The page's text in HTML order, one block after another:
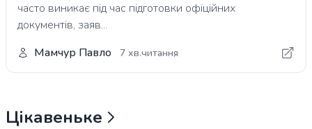
часто виникає під час підготовки офіційних
документів, заяв...
Мамчур Павло
7 хв.читання
Цікавеньке